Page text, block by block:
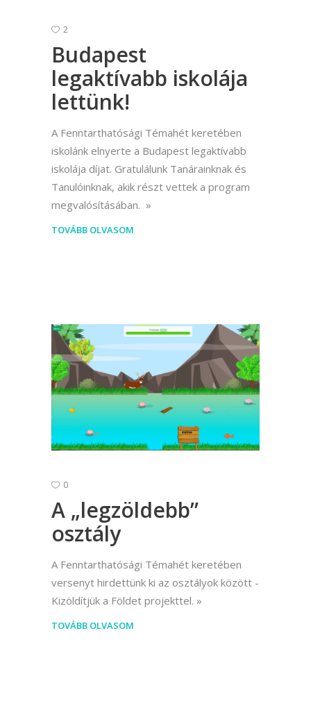
2
Budapest
legaktívabb iskolája
lettünk!
A Fenntarthatósági Témahét keretében
iskolánk elnyerte a Budapest legaktívabb
iskolája díjat. Gratulálunk Tanárainknak és
Tanulóinknak, akik részt vettek a program
megvalósításában.
TOVÁBB OLVASOM
0
A „legzöldebb”
osztály
A Fenntarthatósági Témahét keretében
versenyt hirdettünk ki az osztályok között -
Kizöldítjük a Földet projekttel.
TOVÁBB OLVASOM